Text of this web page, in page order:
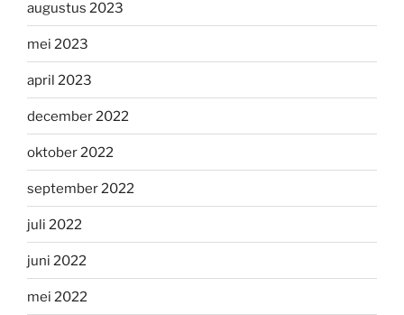
augustus 2023
mei 2023
april 2023
december 2022
oktober 2022
september 2022
juli 2022
juni 2022
mei 2022